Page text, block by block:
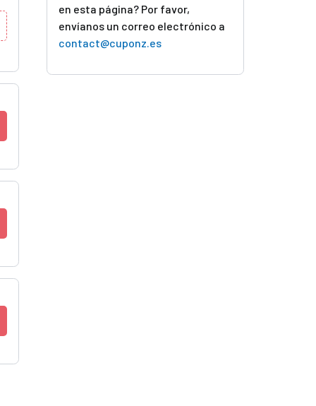
en esta página? Por favor,
envíanos un correo electrónico a
contact@cuponz.es